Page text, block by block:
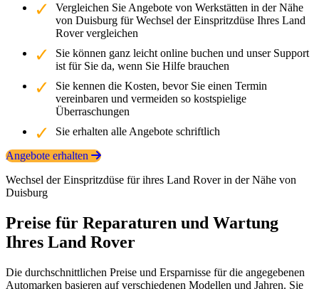
Vergleichen Sie Angebote von Werkstätten in der Nähe
von Duisburg für Wechsel der Einspritzdüse Ihres Land
Rover vergleichen
Sie können ganz leicht online buchen und unser Support
ist für Sie da, wenn Sie Hilfe brauchen
Sie kennen die Kosten, bevor Sie einen Termin
vereinbaren und vermeiden so kostspielige
Überraschungen
Sie erhalten alle Angebote schriftlich
Angebote erhalten
Wechsel der Einspritzdüse für ihres Land Rover in der Nähe von
Duisburg
Preise für Reparaturen und Wartung
Ihres Land Rover
Die durchschnittlichen Preise und Ersparnisse für die angegebenen
Automarken basieren auf verschiedenen Modellen und Jahren. Sie